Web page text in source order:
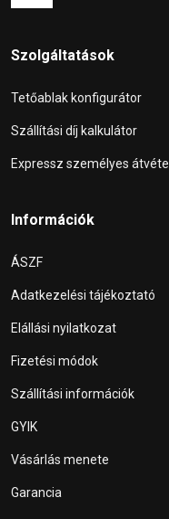
Szolgáltatások
Tetőablak konfigurátor
Szállítási díj kalkulátor
Expressz személyes átvétel
Információk
ÁSZF
Adatkezelési tájékoztató
Elállási nyilatkozat
Fizetési módok
Szállítási információk
GYIK
Vásárlás menete
Garancia